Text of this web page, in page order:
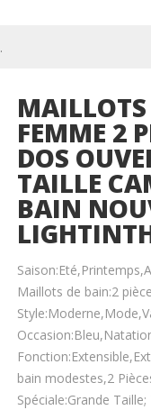
FEMME 2
DOS
TAILLE
BAIN
Maillots de bain:2
bain modestes,2
Spéciale:Grande